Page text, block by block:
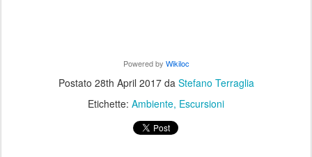
Powered by Wikiloc
Postato 28th April 2017da Stefano Terraglia
Etichette: Ambiente Escursioni